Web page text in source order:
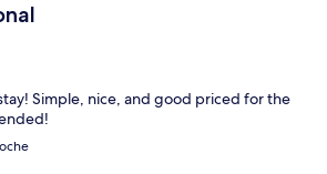
Simple, nice, and good priced for the